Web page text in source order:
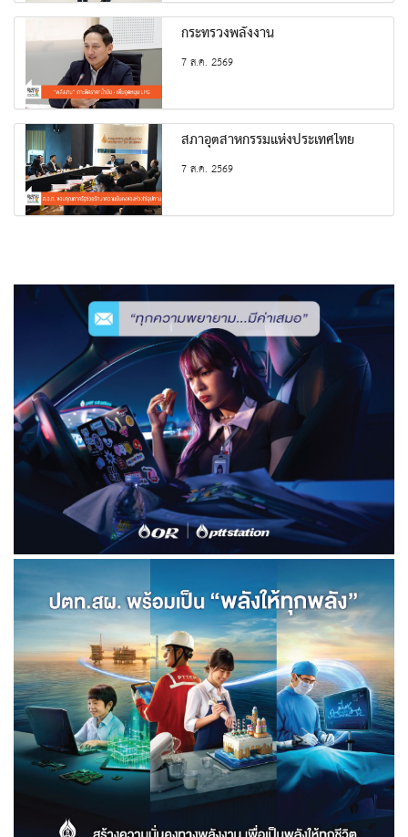
กระทรวงพลังงาน
7 ส.ค. 2569
สภาอุตสาหกรรมแห่งประเทศไทย
7 ส.ค. 2569